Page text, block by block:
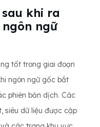
khi ra
ngôn ngữ
tốt trong giai đoạn
ngôn ngữ gốc bắt
phiên bản dịch. Các
siêu dữ liệu được cập